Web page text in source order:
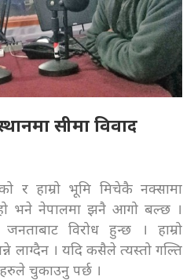
सीमा विवाद
र हाम्रो भूमि मिचेकै नक्सामा
भने नेपालमा झनै आगो बल्छ ।
विरोध हुन्छ । हाम्रो
लाग्दैन । यदि कसैले त्यस्तो गल्ति
चुकाउनु पर्छ ।